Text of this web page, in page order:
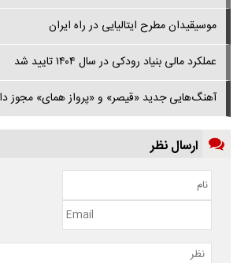
موسیقیدان مطرح ایتالیایی در راه ایران
عملکرد مالی بنیاد رودکی در سال ۱۴۰۴ تایید شد
آهنگ‌هایی جدید «قیصر» و «پرواز همای» مجوز
ارسال نظر